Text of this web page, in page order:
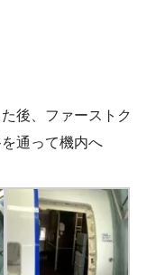
後、ファーストク
通って機内へ